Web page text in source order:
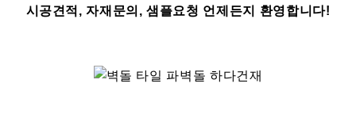
시공견적, 자재문의, 샘플요청 언제든지 환영합니다!